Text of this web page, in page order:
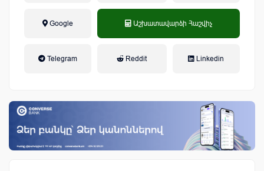
Google Աշխատավարձի Հաշվիչ
Telegram Reddit Linkedin